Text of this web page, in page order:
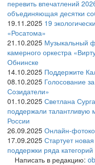
перевить впечатлений
объединяющая десятки
19.11.2025 19
«Росатома»
21.10.2025 Музыкальный
камерного оркестра
Обнинске
14.10.2025 Поддержите
08.10.2025 Голосование
Созидатели»
01.10.2025 Светлана
поддержали талантливую
России
26.09.2025 Онлайн-
17.09.2025 Стартует
поддержки ряда
Написать в редакцию: